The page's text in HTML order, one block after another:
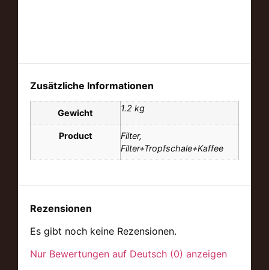
Zusätzliche Informationen
Gewicht 1.2 kg
Product
Filter,
Filter+Tropfschale+Kaffee
Rezensionen
Es gibt noch keine Rezensionen.
Nur Bewertungen auf Deutsch (0) anzeigen